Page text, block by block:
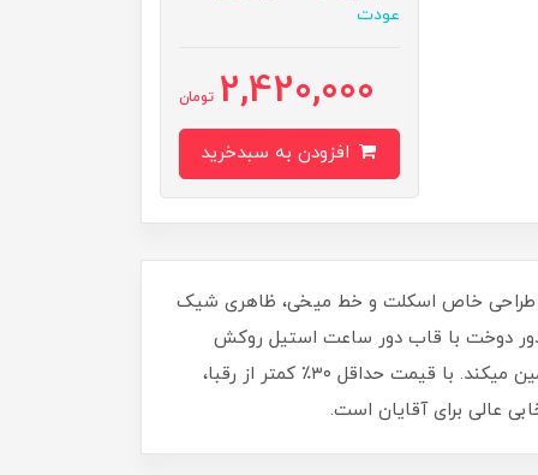
عودت
2,420,000 تومان
و طراحی خاص اسکلت و خط میخی، ظاهری شیک
دور دوخت با قاب دور ساعت استیل روکش
کربن، ترکیبی از زیبایی و دوام را ارائه میدهد. بند ضد حساسیت پوستی و قفل سوزنی کمربندی، راحتی و استحکام را تضمین میکند. با قیمت حداقل ۳۰٪ کمتر از رقبا،
عالی برای آقایان است.